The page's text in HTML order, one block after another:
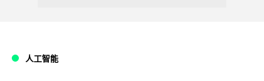
人工智能